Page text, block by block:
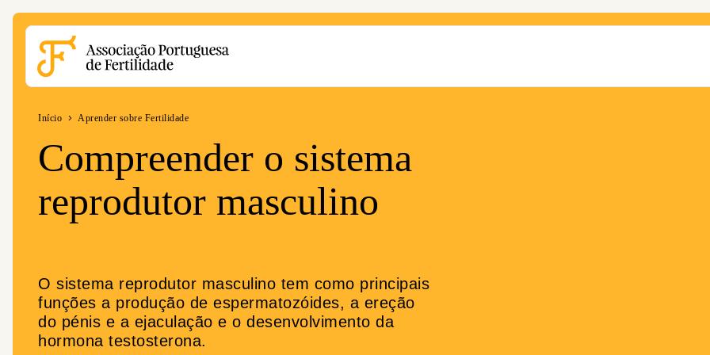
Acessible Menu Logo
Início Aprender sobre Fertilidade
Compreender o sistema
reprodutor masculino
O sistema reprodutor masculino tem como principais
funções a produção de espermatozóides, a ereção
do pénis e a ejaculação e o desenvolvimento da
hormona testosterona.